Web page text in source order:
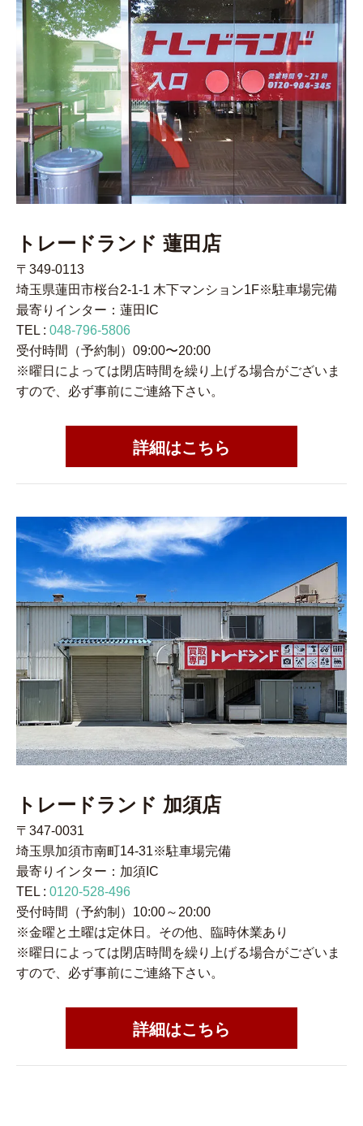
トレードランド 蓮田店
〒349-0113
埼玉県蓮田市桜台2-1-1 木下マンション1F※駐車場完備
最寄りインター：蓮田IC
TEL : 048-796-5806
受付時間（予約制）09:00〜20:00
※曜日によっては閉店時間を繰り上げる場合がございま
すので、必ず事前にご連絡下さい。
詳細はこちら
トレードランド 加須店
〒347-0031
埼玉県加須市南町14-31※駐車場完備
最寄りインター：加須IC
TEL : 0120-528-496
受付時間（予約制）10:00～20:00
※金曜と土曜は定休日。その他、臨時休業あり
※曜日によっては閉店時間を繰り上げる場合がございま
すので、必ず事前にご連絡下さい。
詳細はこちら